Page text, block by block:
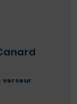
verseur